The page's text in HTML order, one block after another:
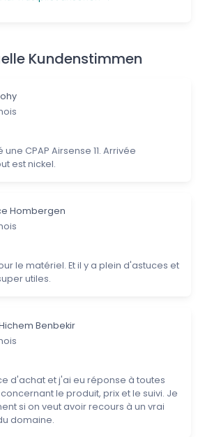
Kundenstimmen
CPAP Airsense 11. Arrivée
est nickel.
Hombergen
le matériel. Et il y a plein d'astuces et
utiles.
Benbekir
d'achat et j'ai eu réponse à toutes
le produit, prix et le suivi. Je
si on veut avoir recours à un vrai
domaine.